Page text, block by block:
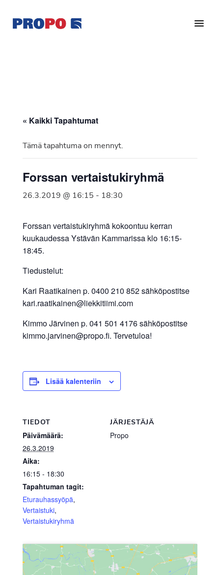
pääsisältöön
alatunnisteeseen
Ry
vuonna
Suomen
« Kaikki Tapahtumat
Tämä tapahtuma on mennyt.
Forssan vertaistukiryhmä
26.3.2019 @ 16:15 - 18:30
Forssan vertaistukiryhmä kokoontuu kerran
kuukaudessa Ystävän Kammarissa klo 16:15-
18:45.
Tiedustelut:
Kari Raatikainen p. 0400 210 852 sähköpostitse
kari.raatikainen@liekkitiimi.com
Kimmo Järvinen p. 041 501 4176 sähköpostitse
kimmo.jarvinen@propo.fi. Tervetuloa!
Lisää kalenteriin
TIEDOT
Päivämäärä:
26.3.2019
Aika:
16:15 - 18:30
Tapahtuman tagit:
Eturauhassyöpä,
Vertaistuki,
Vertaistukiryhmä
JÄRJESTÄJÄ
Propo